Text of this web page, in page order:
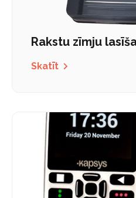
Rakstu zīmju
Skatīt